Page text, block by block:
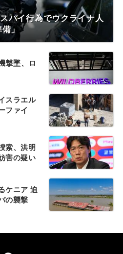
パイ行為でウクライナ人
備」
撃墜、ロ
スラエル
ファイ
索、洪明
害の疑い
ケニア 迫
の襲撃